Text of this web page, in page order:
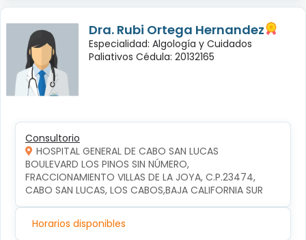
Dra. Rubi Ortega Hernandez
Especialidad: Algología y Cuidados
Paliativos Cédula: 20132165
Consultorio
HOSPITAL GENERAL DE CABO SAN LUCAS
BOULEVARD LOS PINOS SIN NÚMERO,
FRACCIONAMIENTO VILLAS DE LA JOYA, C.P.23474,
CABO SAN LUCAS, LOS CABOS,BAJA CALIFORNIA SUR
Horarios disponibles